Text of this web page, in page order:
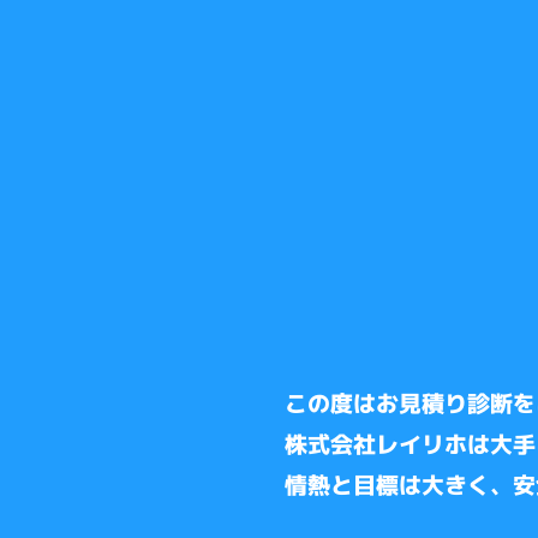
この度はお見積り診断
​株式会社レイリホは大
情熱と目標は大きく、